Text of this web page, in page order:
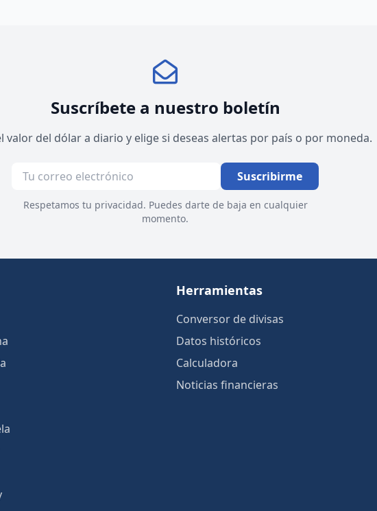
Suscríbete a nuestro boletín
valor del dólar a diario y elige si deseas alertas por país o por moneda.
Suscribirme
Respetamos tu privacidad. Puedes darte de baja en cualquier
momento.
Herramientas
Conversor de divisas
Datos históricos
Calculadora
Noticias financieras